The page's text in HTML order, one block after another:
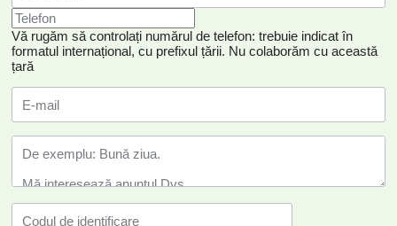
Vă rugăm să controlați numărul de telefon: trebuie indicat în
formatul internațional, cu prefixul țării. Nu colaborăm cu această
țară